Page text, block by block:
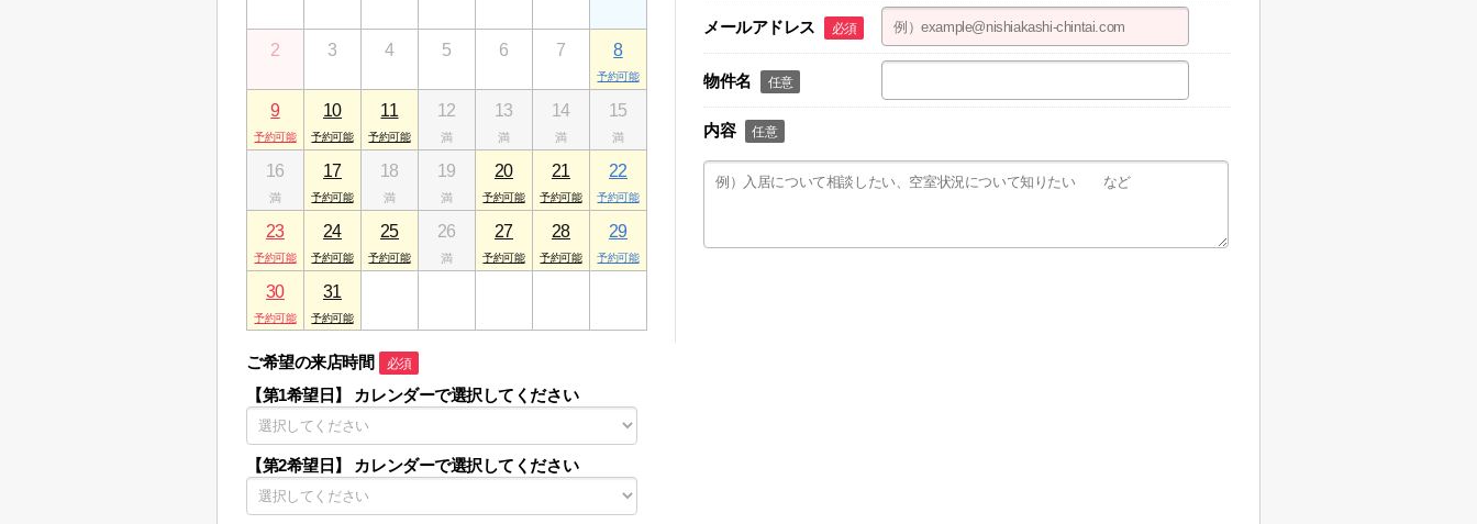
2 3 4 5 6 7 8
9 10 11 12 13 14 15
16 17 18 19 20 21 22
23 24 25 26 27 28 29
30 31
ご希望の来店時間 必須
【第1希望日】 カレンダーで選択してください
【第2希望日】 カレンダーで選択してください
メールアドレス 必須
物件名 任意
内容 任意